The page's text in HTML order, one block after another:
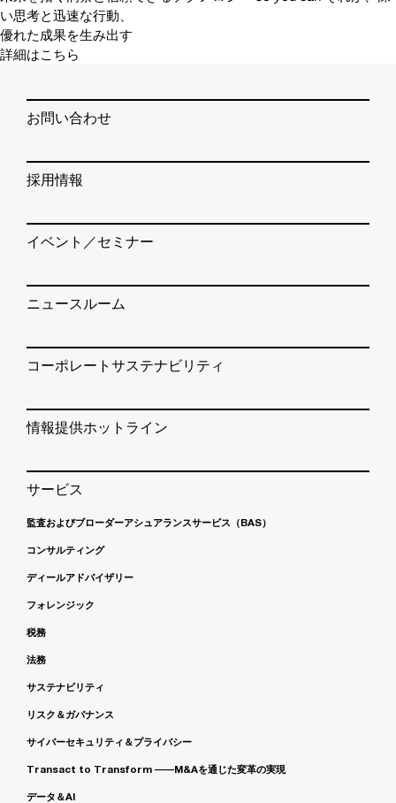
い思考と迅速な行動、
優れた成果を生み出す
詳細はこちら
お問い合わせ
採用情報
イベント／セミナー
ニュースルーム
コーポレートサステナビリティ
情報提供ホットライン
サービス
監査およびブローダーアシュアランスサービス（BAS）
コンサルティング
ディールアドバイザリー
フォレンジック
税務
法務
サステナビリティ
リスク＆ガバナンス
サイバーセキュリティ＆プライバシー
Transact to Transform ――M&Aを通じた変革の実現
データ＆AI